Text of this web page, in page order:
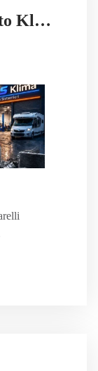
Magneti Marelli Ducato Klima Kompresörü